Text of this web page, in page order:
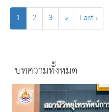
1 2 3 » Last ›
บทความทั้งหมด